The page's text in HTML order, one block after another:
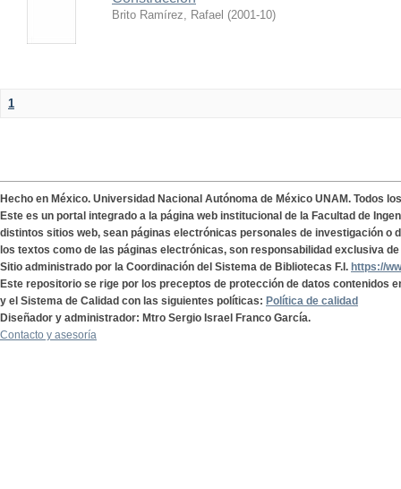
Brito Ramírez, Rafael (2001-10)
1
Hecho en México. Universidad Nacional Autónoma de México UNAM. Todos
Este es un portal integrado a la página web institucional de la Facultad de
distintos sitios web, sean páginas electrónicas personales de investigación o
los textos como de las páginas electrónicas, son responsabilidad exclusiva
Sitio administrado por la Coordinación del Sistema de Bibliotecas F.I. https://
Este repositorio se rige por los preceptos de protección de datos contenidos
y el Sistema de Calidad con las siguientes políticas: Política de calidad
Diseñador y administrador: Mtro Sergio Israel Franco García.
Contacto y asesoría